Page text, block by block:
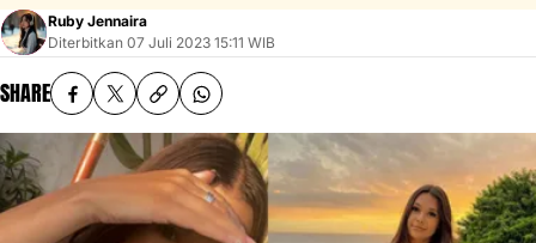
Ruby Jennaira
Diterbitkan 07 Juli 2023 15:11 WIB
SHARE